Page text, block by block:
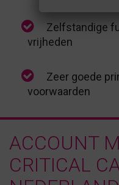
Zelfstandige
vrijheden
Zeer goede
voorwaarden
ACCOUNT
CRITICAL